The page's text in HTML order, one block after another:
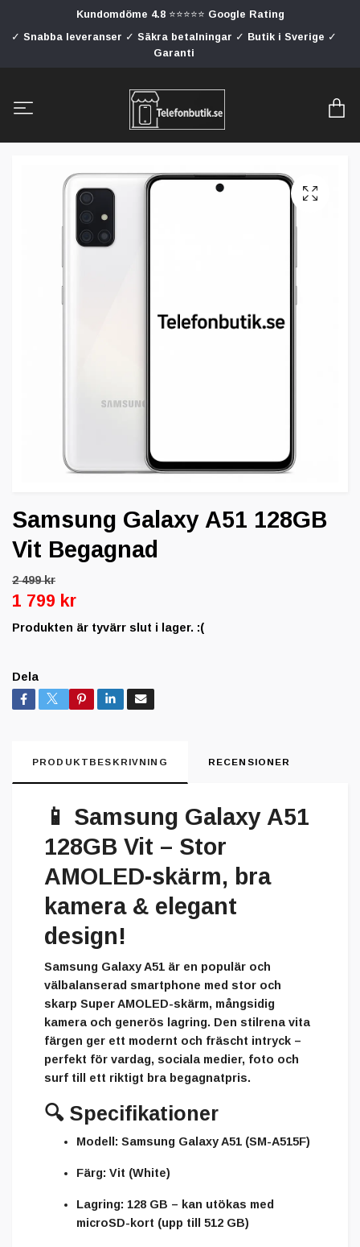
Kundomdöme 4.8 ⭐⭐⭐⭐⭐ Google Rating
✓ Snabba leveranser ✓ Säkra betalningar ✓ Butik i Sverige ✓
Garanti
Samsung Galaxy A51 128GB
Vit Begagnad
2 499 kr
1 799 kr
Produkten är tyvärr slut i lager. :(
Dela
PRODUKTBESKRIVNING RECENSIONER
📱 Samsung Galaxy A51
128GB Vit – Stor
AMOLED-skärm, bra
kamera & elegant
design!
Samsung Galaxy A51 är en populär och
välbalanserad smartphone med stor och
skarp Super AMOLED-skärm, mångsidig
kamera och generös lagring. Den stilrena vita
färgen ger ett modernt och fräscht intryck –
perfekt för vardag, sociala medier, foto och
surf till ett riktigt bra begagnatpris.
🔍 Specifikationer
Modell: Samsung Galaxy A51 (SM-A515F)
Färg: Vit (White)
Lagring: 128 GB – kan utökas med
microSD-kort (upp till 512 GB)